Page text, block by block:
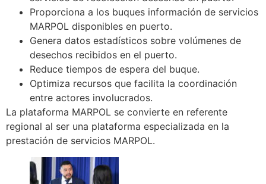
Proporciona a los buques información de servicios
MARPOL disponibles en puerto.
Genera datos estadísticos sobre volúmenes de
desechos recibidos en el puerto.
Reduce tiempos de espera del buque.
Optimiza recursos que facilita la coordinación
entre actores involucrados.
La plataforma MARPOL se convierte en referente
regional al ser una plataforma especializada en la
prestación de servicios MARPOL.